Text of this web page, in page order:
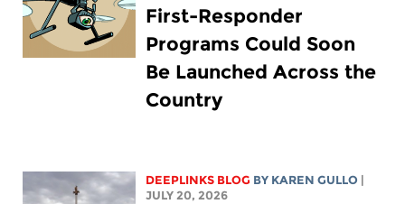
First-Responder
Programs Could Soon
Be Launched Across the
Country
DEEPLINKS BLOG BY KAREN GULLO |
JULY 20, 2026